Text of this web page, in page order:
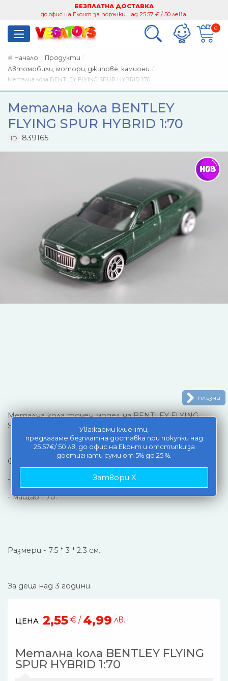
Уважаеми клиенти,
предлагаме безплатна доставка при покупки над
25.57€/ 50 лв, до офис на Еконт и отстъпки за
достигнати суми от 5% до 25 %.
Затвори X
БЕЗПЛАТНА ДОСТАВКА
до офис на Еконт за поръчки над 25.57 € / 50 лева.
0
Начало
Продукти
Автомобили, мотори, джипове, камиони
Метална кола BENTLEY FLYING SPUR HYBRID 1:70
Метална кола BENTLEY
FLYING SPUR HYBRID 1:70
ID 839165
плъзни
Метална кола точен модел на BENTLEY FLYING
SPUR HYBRID.
Функции:
- амортисьори,
- мащаб 1:70.
Размери - 7.5 * 3 * 2.3 см.
За деца над 3 години.
ЦЕНА 2,55 € / 4,99 лв.
Метална кола BENTLEY FLYING
SPUR HYBRID 1:70